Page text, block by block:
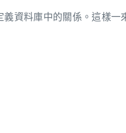
資料庫中的關係。這樣一